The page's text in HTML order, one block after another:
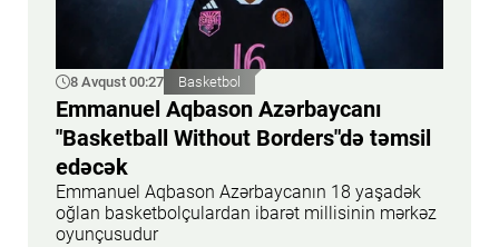
8 Avqust 00:27 Basketbol
Emmanuel Aqbason Azərbaycanı
"Basketball Without Borders"də təmsil
edəcək
Emmanuel Aqbason Azərbaycanın 18 yaşadək
oğlan basketbolçulardan ibarət millisinin mərkəz
oyunçusudur